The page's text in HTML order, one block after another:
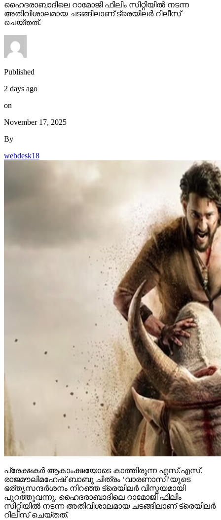
ഹൈദരാബാദിലെ റാമോജി ഫിലിം സിറ്റിയില്‍ നടന്ന
അതിവിശാലമായ ചടങ്ങിലാണ് ട്രെയിലര്‍ റിലീസ്
ചെയ്തത്.
Published
2 days ago
on
November 17, 2025
By
webdesk18
പ്രേക്ഷകര്‍ ആകാംക്ഷയോടെ കാത്തിരുന്ന എസ്.എസ്.
രാജമൗലിമഹേഷ് ബാബു ചിത്രം ‘വാരണാസി’യുടെ
ഭര്തൃസന്ദര്‍ശനം നിറഞ്ഞ ട്രെയിലര്‍ വിസ്മയമായി
പുറത്തുവന്നു. ഹൈദരാബാദിലെ റാമോജി ഫിലിം
സിറ്റിയില്‍ നടന്ന അതിവിശാലമായ ചടങ്ങിലാണ് ട്രെയിലര്‍
റിലീസ് ചെയ്തത്.